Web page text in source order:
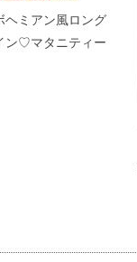
ミアン風ロング
ン♡マタニティー